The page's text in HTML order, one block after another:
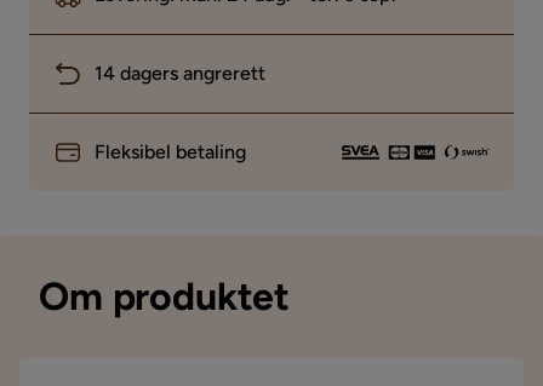
14 dagers angrerett
Fleksibel betaling
Om produktet